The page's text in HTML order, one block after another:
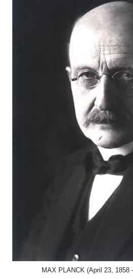
MAX PLANCK (April 23, 1858